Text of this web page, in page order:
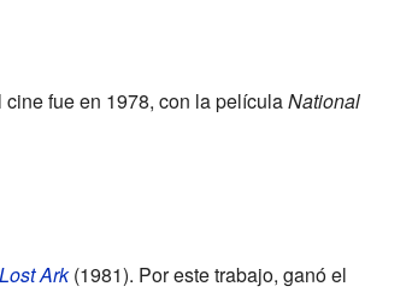
fue en 1978, con la películaNational
Ark(1981). Por este trabajo, ganó el